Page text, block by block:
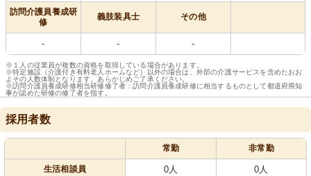
訪問介護員養成研
修
義肢装具士 その他
- - -
※１人の従業員が複数の資格を取得している場合があります。
※特定施設（介護付き有料老人ホームなど）以外の場合は、外部の介護サービスを含めたおお
よその人数体制となります。あらかじめご了承ください。
※訪問介護員養成研修相当研修修了者：訪問介護員養成研修に相当するものとして都道府県知
事が認めた研修の修了者を指す。
採用者数
常勤 非常勤
生活相談員 0人 0人